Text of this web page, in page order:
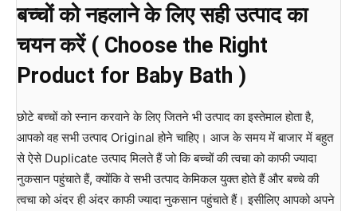
बच्चों को नहलाने के लिए सही उत्पाद का
चयन करें ( Choose the Right
Product for Baby Bath )
छोटे बच्चों को स्नान करवाने के लिए जितने भी उत्पाद का इस्तेमाल होता है,
आपको वह सभी उत्पाद Original होने चाहिए। आज के समय में बाजार में बहुत
से ऐसे Duplicate उत्पाद मिलते हैं जो कि बच्चों की त्वचा को काफी ज्यादा
नुकसान पहुंचाते हैं, क्योंकि वे सभी उत्पाद केमिकल युक्त होते हैं और बच्चे की
त्वचा को अंदर ही अंदर काफी ज्यादा नुकसान पहुंचाते हैं। इसीलिए आपको अपने